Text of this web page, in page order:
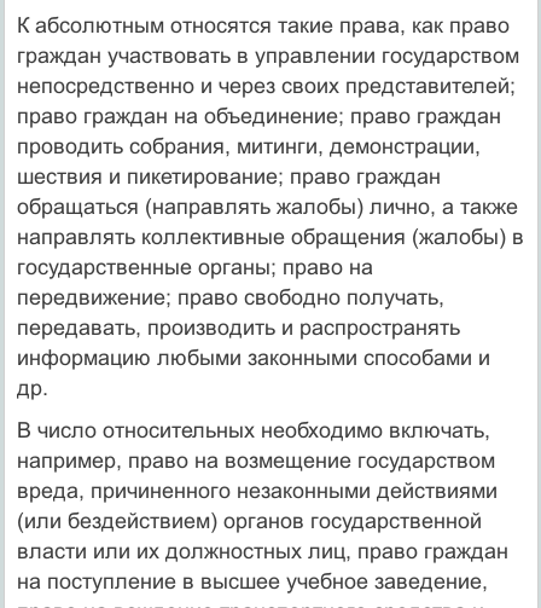
К абсолютным относятся такие права, как право
граждан участвовать в управлении государством
непосредственно и через своих представителей;
право граждан на объединение; право граждан
проводить собрания, митинги, демонстрации,
шествия и пикетирование; право граждан
обращаться (направлять жалобы) лично, а также
направлять коллективные обращения (жалобы) в
государственные органы; право на
передвижение; право свободно получать,
передавать, производить и распространять
информацию любыми законными способами и
др.
В число относительных необходимо включать,
например, право на возмещение государством
вреда, причиненного незаконными действиями
(или бездействием) органов государственной
власти или их должностных лиц, право граждан
на поступление в высшее учебное заведение,